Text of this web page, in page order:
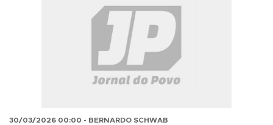
30/03/2026 00:00 - BERNARDO SCHWAB